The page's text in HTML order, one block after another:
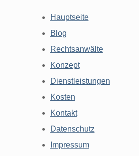
Hauptseite
Blog
Rechtsanwälte
Konzept
Dienstleistungen
Kosten
Kontakt
Datenschutz
Impressum